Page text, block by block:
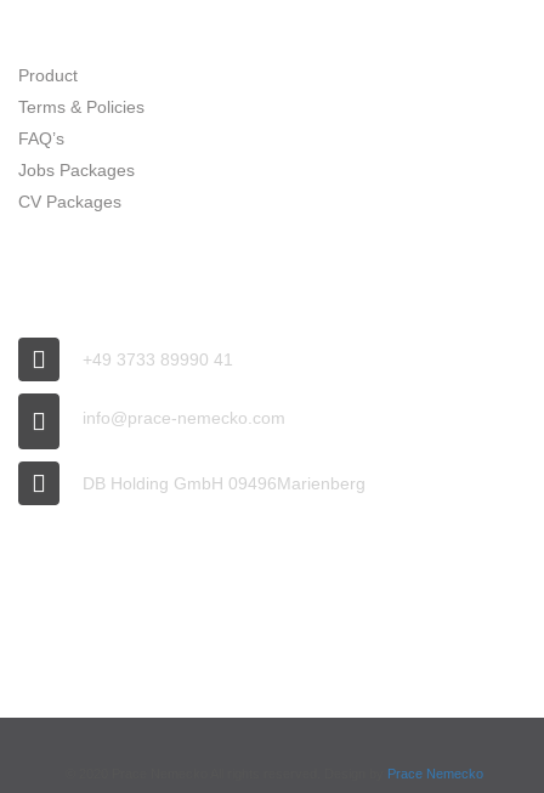
Product
Terms & Policies
FAQ’s
Jobs Packages
CV Packages
+49 3733 89990 41
info@prace-nemecko.com
DB Holding GmbH 09496Marienberg
Prace Nemecko